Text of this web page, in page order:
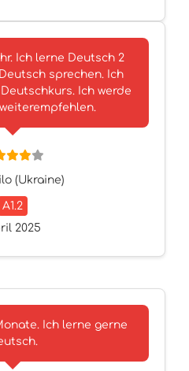
Ich lerne Deutsch 2
sprechen. Ich
Ich werde
(Ukraine)
A1.2
2025
Ich lerne gerne